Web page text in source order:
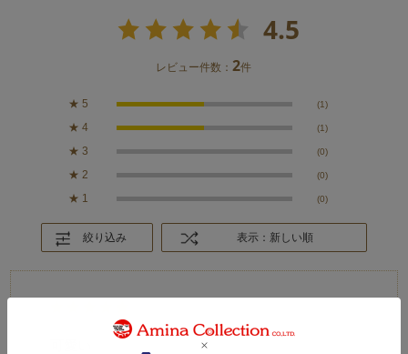
4.5
レビュー件数：2件
★ 5 (1)
★ 4 (1)
★ 3 (0)
★ 2 (0)
★ 1 (0)
絞り込み 表示：新しい順